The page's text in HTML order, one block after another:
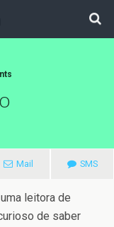
Mail SMS
leitora de
de saber